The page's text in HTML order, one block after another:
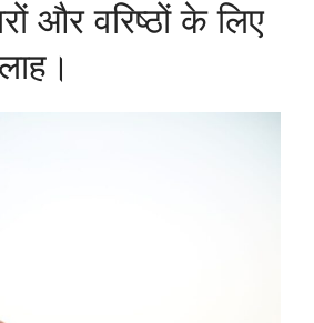
और वरिष्ठों के लिए